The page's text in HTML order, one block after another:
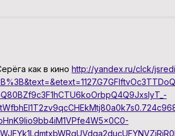
как в кино http://yandex.ru/clck/